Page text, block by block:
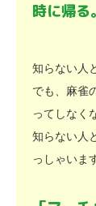
時に帰る。
知らない人
でも、麻雀
ってしなく
知らない人
っしゃいま